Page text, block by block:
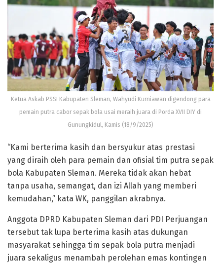
Ketua Askab PSSI Kabupaten Sleman, Wahyudi Kurniawan digendong para
pemain putra cabor sepak bola usai meraih juara di Porda XVII DIY di
Gunungkidul, Kamis (18/9/2025)
“Kami berterima kasih dan bersyukur atas prestasi
yang diraih oleh para pemain dan ofisial tim putra sepak
bola Kabupaten Sleman. Mereka tidak akan hebat
tanpa usaha, semangat, dan izi Allah yang memberi
kemudahan,” kata WK, panggilan akrabnya.
Anggota DPRD Kabupaten Sleman dari PDI Perjuangan
tersebut tak lupa berterima kasih atas dukungan
masyarakat sehingga tim sepak bola putra menjadi
juara sekaligus menambah perolehan emas kontingen